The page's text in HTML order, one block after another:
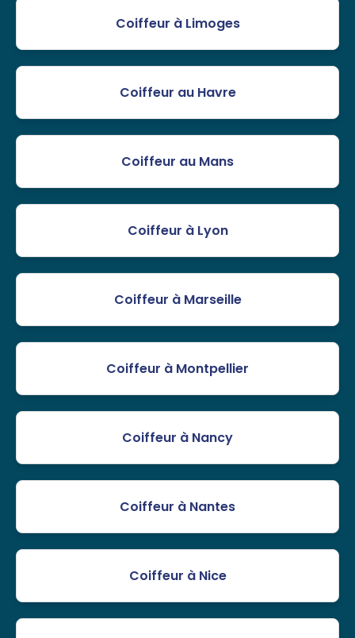
Coiffeur à Limoges
Coiffeur au Havre
Coiffeur au Mans
Coiffeur à Lyon
Coiffeur à Marseille
Coiffeur à Montpellier
Coiffeur à Nancy
Coiffeur à Nantes
Coiffeur à Nice